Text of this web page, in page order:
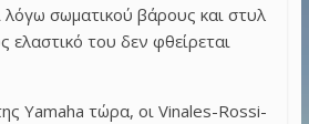
λόγω σωματικού βάρους και στυλ
ελαστικό του δεν φθείρεται
Yamaha τώρα, οι Vinales-Rossi-